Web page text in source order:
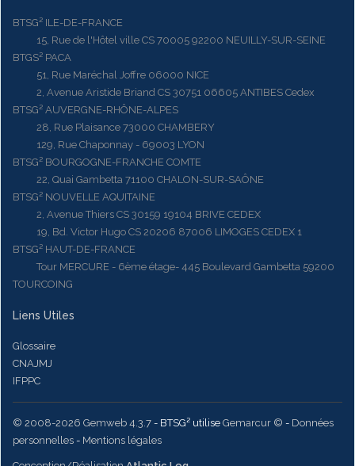
BTSG² ILE-DE-FRANCE
15, Rue de l'Hôtel ville CS 70005 92200 NEUILLY-SUR-SEINE
BTGS² PACA
51, Rue Maréchal Joffre 06000 NICE
2, Avenue Aristide Briand CS 30751 06605 ANTIBES Cedex
BTSG² AUVERGNE-RHÔNE-ALPES
28, Rue Plaisance 73000 CHAMBERY
129, Rue Chaponnay - 69003 LYON
BTSG² BOURGOGNE-FRANCHE COMTE
22, Quai Gambetta 71100 CHALON-SUR-SAÔNE
BTSG² NOUVELLE AQUITAINE
2, Avenue Thiers CS 30159 19104 BRIVE CEDEX
19, Bd. Victor Hugo CS 20206 87006 LIMOGES CEDEX 1
BTSG² HAUT-DE-FRANCE
Tour MERCURE - 6ème étage- 445 Boulevard Gambetta 59200
TOURCOING
Liens Utiles
Glossaire
CNAJMJ
IFPPC
© 2008-2026 Gemweb 4.3.7 - BTSG² utilise Gemarcur © - Données
personnelles - Mentions légales